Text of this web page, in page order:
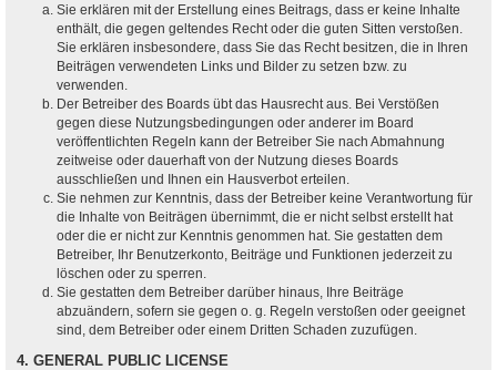
Sie erklären mit der Erstellung eines Beitrags, dass er keine Inhalte
enthält, die gegen geltendes Recht oder die guten Sitten verstoßen.
Sie erklären insbesondere, dass Sie das Recht besitzen, die in Ihren
Beiträgen verwendeten Links und Bilder zu setzen bzw. zu
verwenden.
Der Betreiber des Boards übt das Hausrecht aus. Bei Verstößen
gegen diese Nutzungsbedingungen oder anderer im Board
veröffentlichten Regeln kann der Betreiber Sie nach Abmahnung
zeitweise oder dauerhaft von der Nutzung dieses Boards
ausschließen und Ihnen ein Hausverbot erteilen.
Sie nehmen zur Kenntnis, dass der Betreiber keine Verantwortung für
die Inhalte von Beiträgen übernimmt, die er nicht selbst erstellt hat
oder die er nicht zur Kenntnis genommen hat. Sie gestatten dem
Betreiber, Ihr Benutzerkonto, Beiträge und Funktionen jederzeit zu
löschen oder zu sperren.
Sie gestatten dem Betreiber darüber hinaus, Ihre Beiträge
abzuändern, sofern sie gegen o. g. Regeln verstoßen oder geeignet
sind, dem Betreiber oder einem Dritten Schaden zuzufügen.
4. GENERAL PUBLIC LICENSE